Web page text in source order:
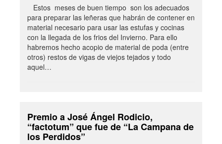
Estos meses de buen tiempo son los adecuados
para preparar las leñeras que habrán de contener en
material necesario para usar las estufas y cocinas
con la llegada de los frios del Invierno. Para ello
habremos hecho acopio de material de poda (entre
otros) restos de vigas de viejos tejados y todo
aquel…
Premio a José Ángel Rodicio,
“factotum” que fue de “La Campana de
los Perdidos”